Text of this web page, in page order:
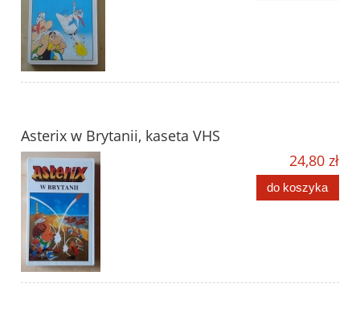
Asterix w Brytanii, kaseta VHS
24,80 zł
do koszyka